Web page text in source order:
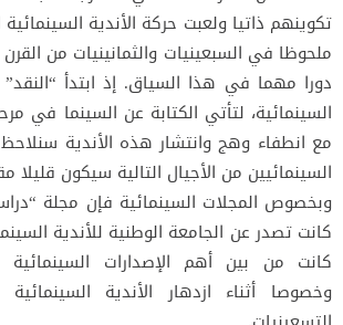
تكوينهم ذاتيا ولعبت حركة الأندية
ملحوظا في السبعينيات والثمانينيات من
دورا مهما في هذا السياق. إذ ابتدأ
السينمائية، لتأتي الكتابة عن السينما في
مع انطفاء وهج وانتشار هذه الأندية
السينمائيين من الأجيال التالية سيكون
وبخصوص المجلات السينمائية فإن مجلة
كانت تصدر عن الجامعة الوطنية للأندية
كانت من بين أهم الإصدارات
وخصوصا أثناء ازدهار الأندية